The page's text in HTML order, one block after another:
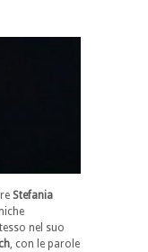
Stefania
nel suo
, con le parole